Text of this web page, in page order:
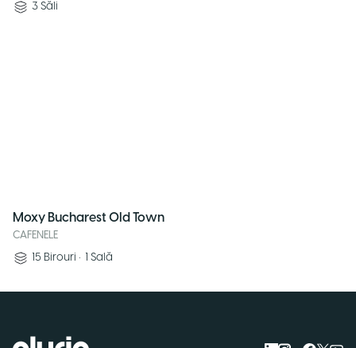
3 Săli
Moxy Bucharest Old Town
CAFENELE
15 Birouri • 1 Sală
Logo Pluria